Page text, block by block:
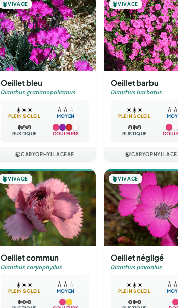
🪴VIVACE
Oeillet bleu
Dianthus gratianopolitanus
☀️☀️☀️
PLEIN SOLEIL
💧 💧 💧
MOYEN
❄️❄️❄️
RUSTIQUE COULEURS
🍃CARYOPHYLLACEAE
🪴VIVACE
Oeillet barbu
Dianthus barbatus
☀️☀️☀️
PLEIN SOLEIL
💧 💧
❄️❄️❄️
RUSTIQUE
🍃
🪴VIVACE
Oeillet commun
Dianthus caryophyllus
☀️☀️☀️
PLEIN SOLEIL
💧 💧 💧
MOYEN
❄️❄️❄️
🪴VIVACE
Oeillet négligé
Dianthus pavonius
☀️☀️☀️
PLEIN SOLEIL
💧 💧
❄️❄️❄️